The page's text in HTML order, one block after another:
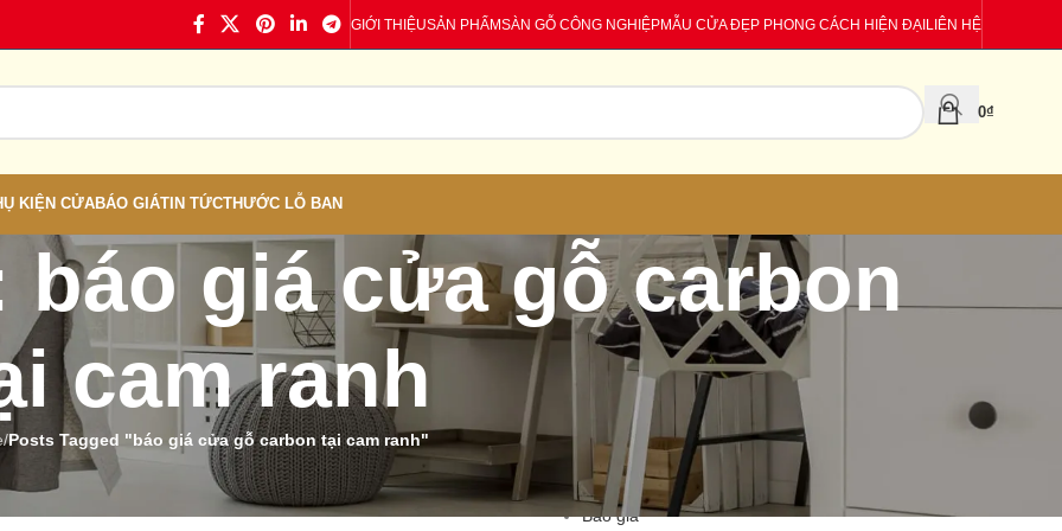
GIỚI THIỆUSẢN PHẨMSÀN GỖ CÔNG NGHIỆPMẪU CỬA ĐẸP PHONG CÁCH HIỆN ĐẠILIÊN HỆ
0₫
KIỆN CỬABÁO GIÁTIN TỨCTHƯỚC LỖ BAN
báo giá cửa gỗ carbon
cam ranh
/Posts Tagged "báo giá cửa gỗ carbon tại cam ranh"
CATEGORIES
Báo giá